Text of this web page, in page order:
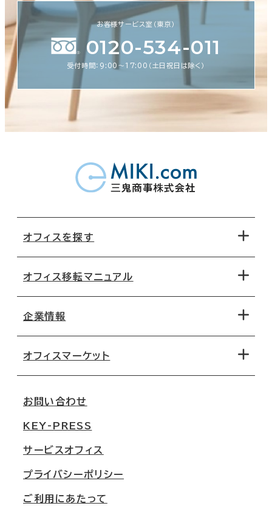
お客様サービス室（東京）
0120-534-011
受付時間：9:00〜17:00（土日祝日は除く）
オフィスを探す
地図から探す
路線・駅から探す
オフィス移転マニュアル
移転コストシミュレーション
移転スケジュール
オフィス移転Q&A
企業情報
オフィスマーケット
大阪
名古屋
札幌
仙台
お問い合わせ
KEY-PRESS
サービスオフィス
プライバシーポリシー
ご利用にあたって